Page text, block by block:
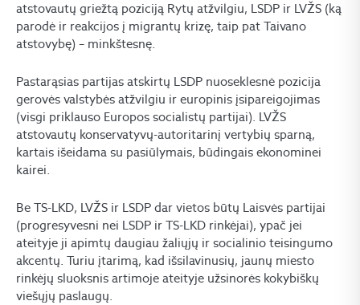
atstovautų griežtą poziciją Rytų atžvilgiu, LSDP ir LVŽS (ką
parodė ir reakcijos į migrantų krizę, taip pat Taivano
atstovybę) – minkštesnę.
Pastarąsias partijas atskirtų LSDP nuoseklesnė pozicija
gerovės valstybės atžvilgiu ir europinis įsipareigojimas
(visgi priklauso Europos socialistų partijai). LVŽS
atstovautų konservatyvų-autoritarinį vertybių sparną,
kartais išeidama su pasiūlymais, būdingais ekonominei
kairei.
Be TS-LKD, LVŽS ir LSDP dar vietos būtų Laisvės partijai
(progresyvesni nei LSDP ir TS-LKD rinkėjai), ypač jei
ateityje ji apimtų daugiau žaliųjų ir socialinio teisingumo
akcentų. Turiu įtarimą, kad išsilavinusių, jaunų miesto
rinkėjų sluoksnis artimoje ateityje užsinorės kokybiškų
viešųjų paslaugų.